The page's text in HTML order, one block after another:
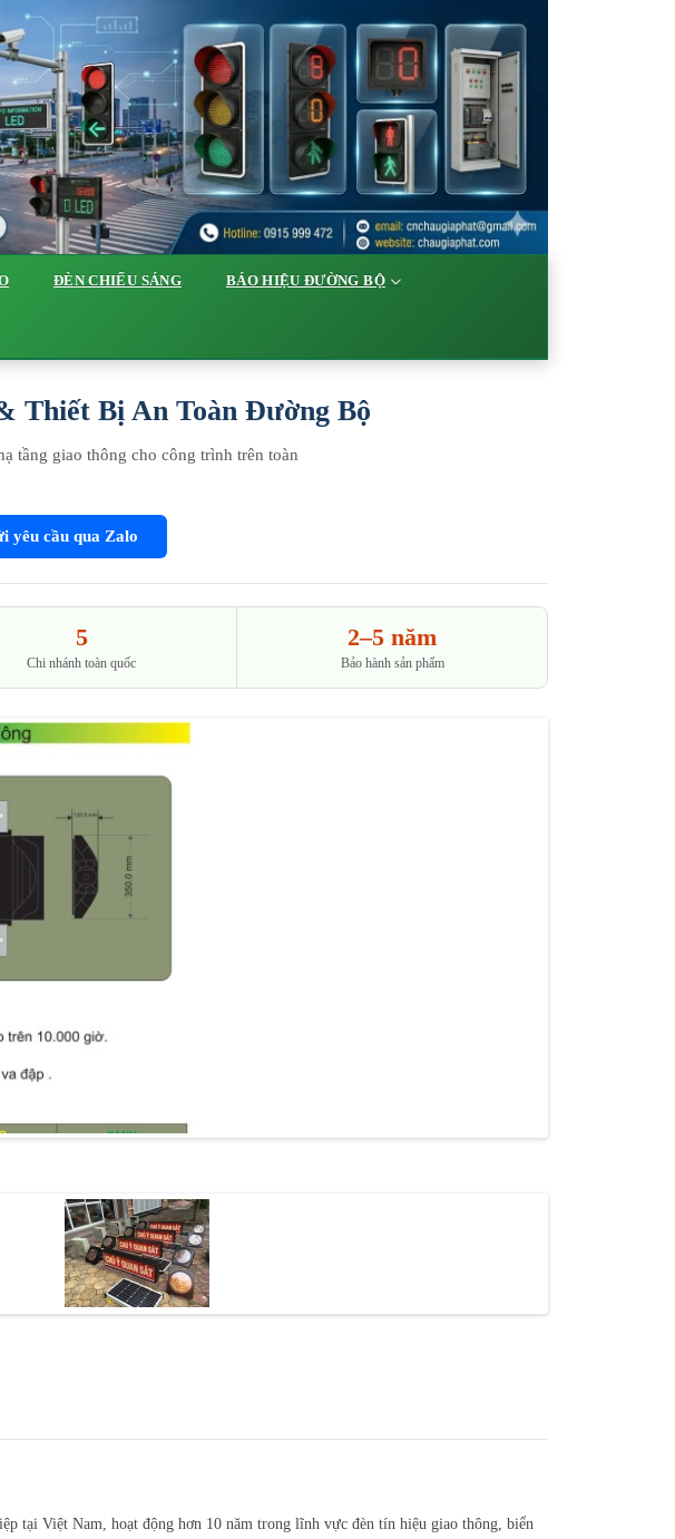
ĐÈN CHIẾU SÁNG BÁO HIỆU ĐƯỜNG BỘ
Thiết Bị An Toàn Đường Bộ
tầng giao thông cho công trình trên toàn
yêu cầu qua Zalo
5
Chi nhánh toàn quốc
2–5 năm
Bảo hành sản phẩm
tại Việt Nam, hoạt động hơn 10 năm trong lĩnh vực đèn tín hiệu giao thông, biển